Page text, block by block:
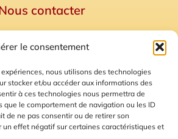
le consentement
nous utilisons des technologies
stocker et/ou accéder aux informations des
à ces technologies nous permettra de
que le comportement de navigation ou les ID
de ne pas consentir ou de retirer son
effet négatif sur certaines caractéristiques et
contacter
Plan du site
des Cookies